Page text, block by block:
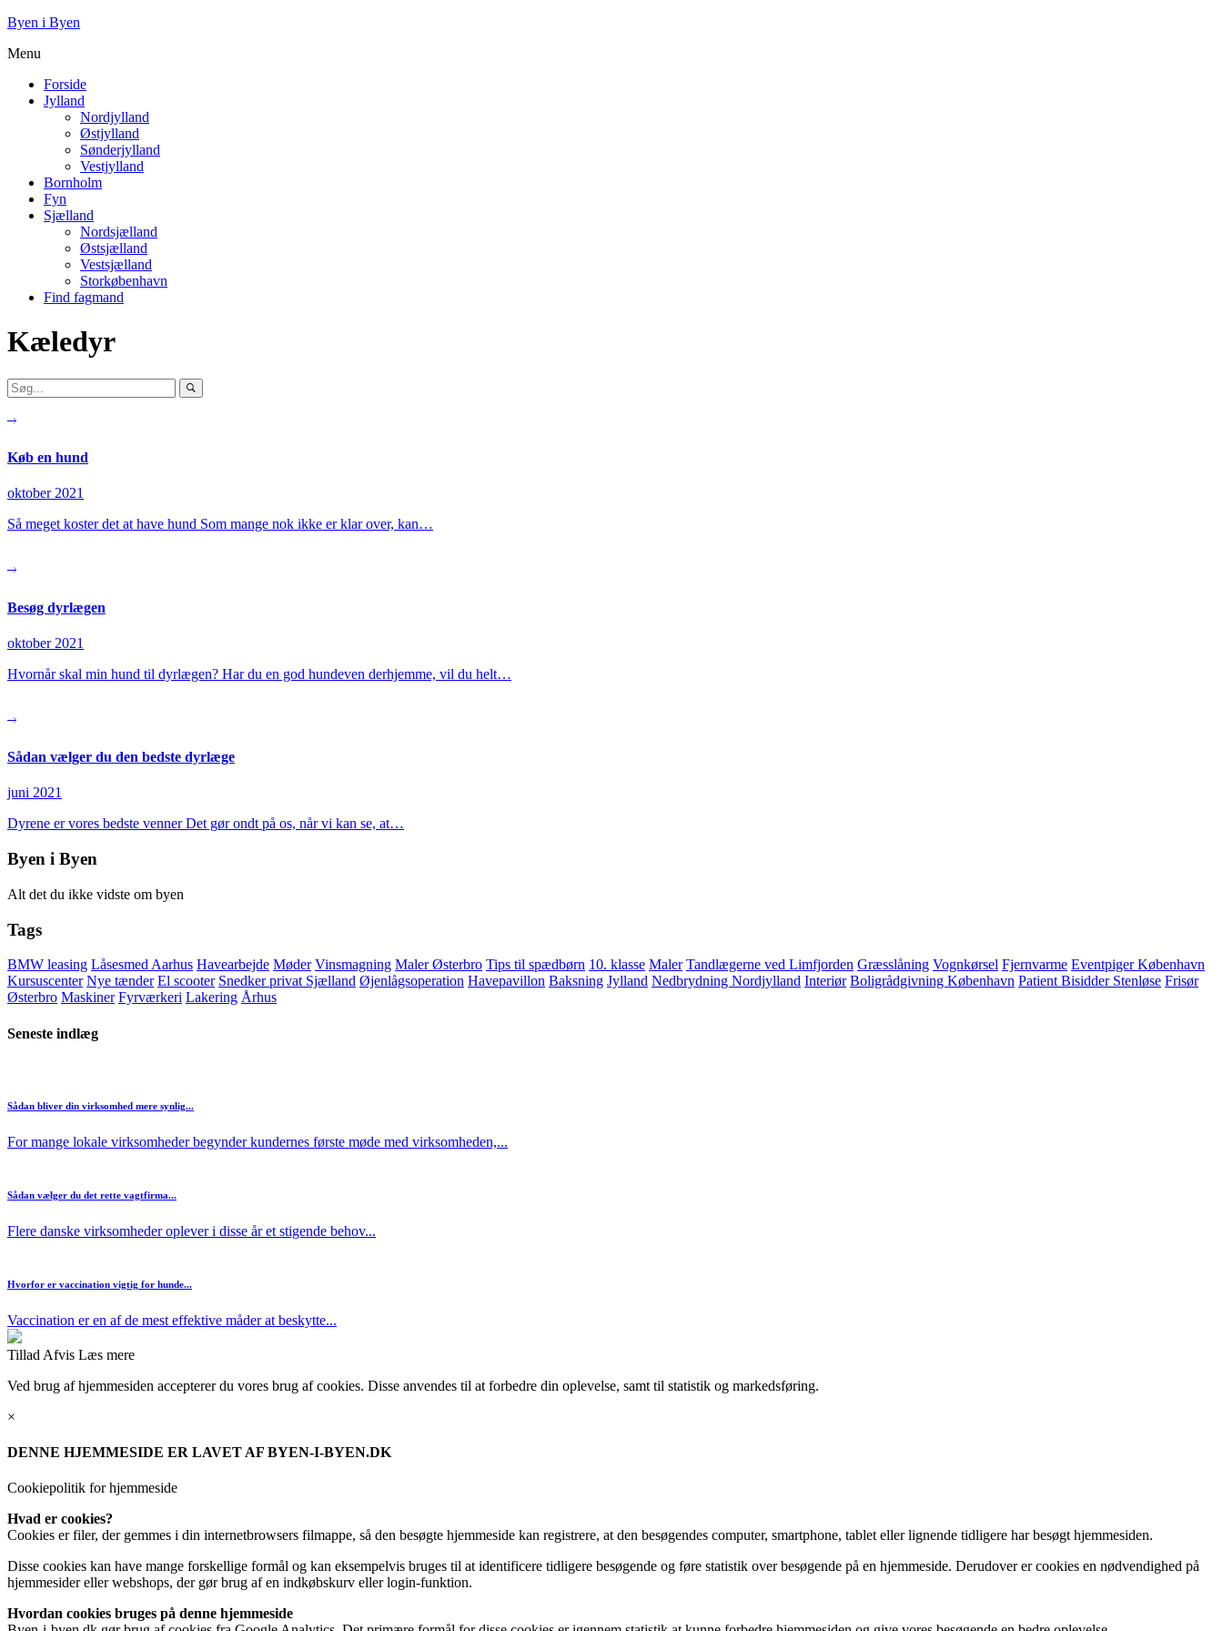
Byen i Byen
Menu
Forside
Jylland
Nordjylland
Østjylland
Sønderjylland
Vestjylland
Bornholm
Fyn
Sjælland
Nordsjælland
Østsjælland
Vestsjælland
Storkøbenhavn
Find fagmand
Kæledyr
Køb en hund
oktober 2021
Så meget koster det at have hund Som mange nok ikke er klar over, kan…
Besøg dyrlægen
oktober 2021
Hvornår skal min hund til dyrlægen? Har du en god hundeven derhjemme, vil du helt…
Sådan vælger du den bedste dyrlæge
juni 2021
Dyrene er vores bedste venner Det gør ondt på os, når vi kan se, at…
Byen i Byen
Alt det du ikke vidste om byen
Tags
BMW leasing Låsesmed Aarhus Havearbejde Møder Vinsmagning Maler Østerbro Tips til spædbørn 10. klasse Maler Tandlægerne ved Limfjorden Græsslåning Vognkørsel Fjernvarme Eventpiger København
Kursuscenter Nye tænder El scooter Snedker privat Sjælland Øjenlågsoperation Havepavillon Baksning Jylland Nedbrydning Nordjylland Interiør Boligrådgivning København Patient Bisidder Stenløse Frisør
Østerbro Maskiner Fyrværkeri Lakering Århus
Seneste indlæg
Sådan bliver din virksomhed mere synlig...
For mange lokale virksomheder begynder kundernes første møde med virksomheden,...
Sådan vælger du det rette vagtfirma...
Flere danske virksomheder oplever i disse år et stigende behov...
Hvorfor er vaccination vigtig for hunde...
Vaccination er en af de mest effektive måder at beskytte...
Tillad Afvis Læs mere
Ved brug af hjemmesiden accepterer du vores brug af cookies. Disse anvendes til at forbedre din oplevelse, samt til statistik og markedsføring.
×
DENNE HJEMMESIDE ER LAVET AF BYEN-I-BYEN.DK
Cookiepolitik for hjemmeside
Hvad er cookies?
Cookies er filer, der gemmes i din internetbrowsers filmappe, så den besøgte hjemmeside kan registrere, at den besøgendes computer, smartphone, tablet eller lignende tidligere har besøgt hjemmesiden.
Disse cookies kan have mange forskellige formål og kan eksempelvis bruges til at identificere tidligere besøgende og føre statistik over besøgende på en hjemmeside. Derudover er cookies en nødvendighed på
hjemmesider eller webshops, der gør brug af en indkøbskurv eller login-funktion.
Hvordan cookies bruges på denne hjemmeside